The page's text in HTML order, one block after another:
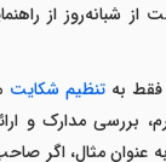
شبانه‌روز از
فقط به تنظیم شکایت
بررسی مدارک و
عنوان مثال، اگر